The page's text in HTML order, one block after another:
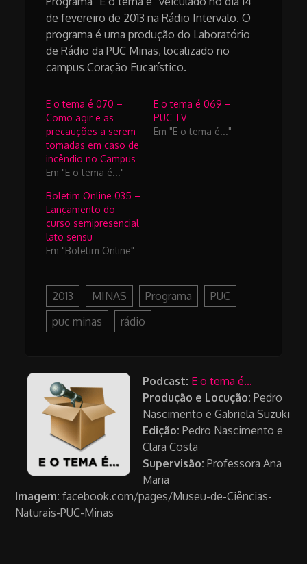
de fevereiro de 2013 na Rádio Intervalo. O
programa é uma produção do Laboratório
de Rádio da PUC Minas, localizado no
campus Coração Eucarístico.
E o tema é 070 –
Como agir e as
precauções a serem
tomadas em caso de
incêndio no Campus
Em "E o tema é..."
E o tema é 069 –
PUC TV
Em "E o tema é..."
Boletim Online 035 –
Lançamento do
curso semipresencial
lato sensu
Em "Boletim Online"
2013 MINAS Programa
PUC
puc minas
rádio
Podcast: E o tema é...
Produção e Locução: Pedro
Nascimento e Gabriela Suzuki
Edição: Pedro Nascimento e
Clara Costa
Supervisão: Professora Ana
Maria
Imagem: facebook.com/pages/Museu-de-Ciências-
Naturais-PUC-Minas